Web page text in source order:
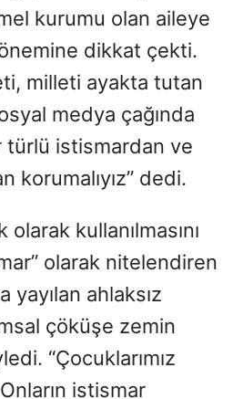
kurumu olan aileye
dikkat çekti.
milleti ayakta tutan
medya çağında
türlü istismardan ve
korumalıyız” dedi.
kullanılmasını
olarak nitelendiren
yayılan ahlaksız
çöküşe zemin
“Çocuklarımız
istismar